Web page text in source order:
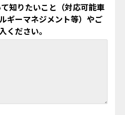
知りたいこと（対応可能車
ギーマネジメント等）やご
ください。